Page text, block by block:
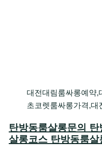
대전대림룸싸롱예약,
초코렛룸싸롱가격,대
탄방동룸살롱문의
살롱코스 탄방동룸